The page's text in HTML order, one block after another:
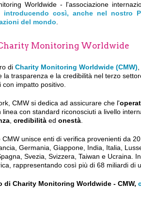
Worldwide - l'associazione
introducendo così, anche nel nostro
del mondo
Monitoring Worldwide
di Charity Monitoring Worldwide (CMW)
la trasparenza e la credibilità nel terzo
con impatto positivo.
CMW si dedica ad assicurare che l'
linea con standard riconosciuti a livello
credibilità ed onestà
CMW unisce enti di verifica provenienti da
Germania, Giappone, India, Italia,
Svezia, Svizzera, Taiwan e Ucraina.
rappresentando così più di 68 miliardi di
di Charity Monitoring Worldwide - CMW,